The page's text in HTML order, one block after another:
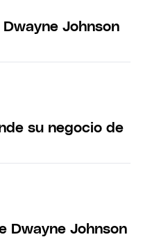
Johnson
su negocio de
Dwayne Johnson